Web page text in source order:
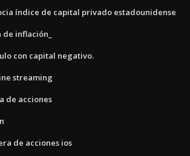
índice de capital privado estadounidense
inflación_
con capital negativo.
streaming
de acciones
de acciones ios